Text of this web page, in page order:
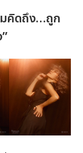
คิดถึง…ถูก